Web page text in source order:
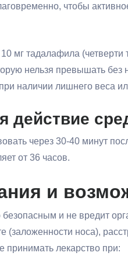
чтобы
мг тадалафила (четверти
нельзя превышать
наличии лишнего веса
действие
через 30-40 минут
от 36 часов.
и
безопасным и не вредит
(заложенности носа),
принимать лекарство при: